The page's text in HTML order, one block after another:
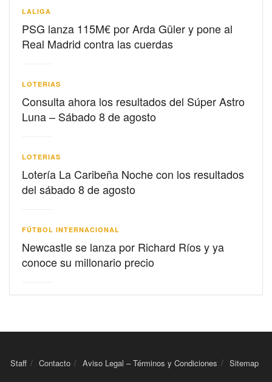
LALIGA
PSG lanza 115M€ por Arda Güler y pone al
Real Madrid contra las cuerdas
LOTERIAS
Consulta ahora los resultados del Súper Astro
Luna – Sábado 8 de agosto
LOTERIAS
Lotería La Caribeña Noche con los resultados
del sábado 8 de agosto
FÚTBOL INTERNACIONAL
Newcastle se lanza por Richard Ríos y ya
conoce su millonario precio
Staff Contacto Aviso Legal – Términos y Condiciones Sitemap